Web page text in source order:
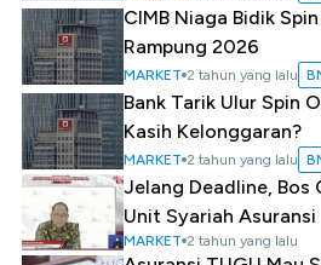
CIMB Niaga Bidik
Rampung 2026
MARKET 2 tahun yang lalu
Bank Tarik Ulur Spin
Kasih Kelonggaran?
MARKET 2 tahun yang lalu
Jelang Deadline, Bos
Unit Syariah Asuransi
MARKET 2 tahun yang lalu